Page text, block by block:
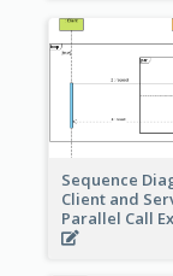
Sequence
Client and
Parallel Call